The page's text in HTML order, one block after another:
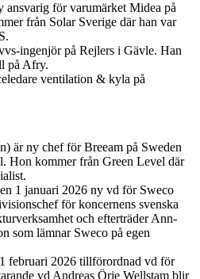
ansvarig för varumärket Midea på
från Solar Sverige där han var
ingenjör på Rejlers i Gävle. Han
på Afry.
ventilation & kyla på
är ny chef för Breeam på Sweden
Hon kommer från Green Level där
1 januari 2026 ny vd för Sweco
för koncernens svenska
och efterträder Ann-
som lämnar Sweco på egen
februari 2026 tillförordnad vd för
vd Andreas Örje Wellstam blir